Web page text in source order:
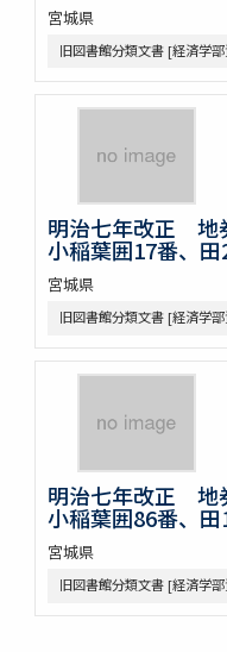
宮城県
旧図書館分類文書 [経済学
明治七年改正 地
小稲葉囲17番、田
宮城県
旧図書館分類文書 [経済学
明治七年改正 地
小稲葉囲86番、田
宮城県
旧図書館分類文書 [経済学